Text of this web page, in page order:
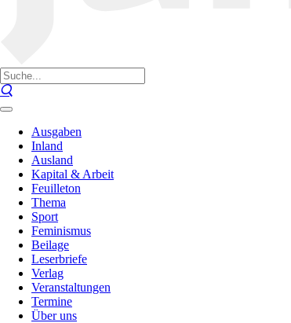
Ausgaben
Inland
Ausland
Kapital & Arbeit
Feuilleton
Thema
Sport
Feminismus
Beilage
Leserbriefe
Verlag
Veranstaltungen
Termine
Über uns